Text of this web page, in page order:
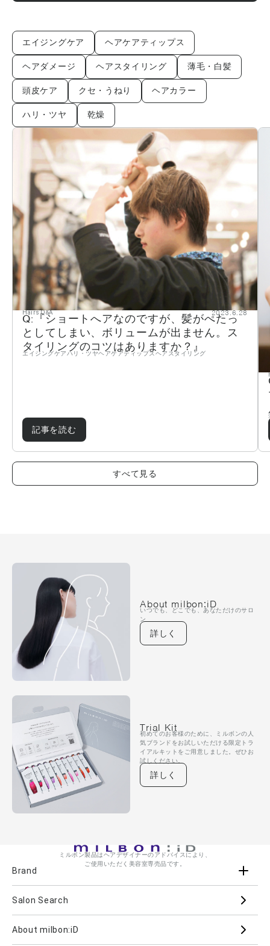
エイジングケア ヘアケアティップス
ヘアダメージ ヘアスタイリング 薄毛・白髪
頭皮ケア クセ・うねり ヘアカラー
ハリ・ツヤ 乾燥
Hairs Q&A 2023.6.28
Q:『ショートへアなのですが、髪がぺたっ
としてしまい、ボリュームが出ません。ス
タイリングのコツはありますか？』
エイジングケア ハリ・ツヤヘアケアティップス ヘアスタイリング
記事を読む
すべて見る
About milbon:iD
いつでも、どこでも、あなただけのサロ
ン
詳しく
Trial Kit
初めてのお客様のために、ミルボンの人
気ブランドをお試しいただける限定トラ
イアルキットをご用意しました。ぜひお
試しください。
詳しく
ミルボン製品はヘアデザイナーのアドバイスにより、
ご使用いただく美容室専売品です。
Brand
Aujua milbon
Salon Search
About milbon:iD